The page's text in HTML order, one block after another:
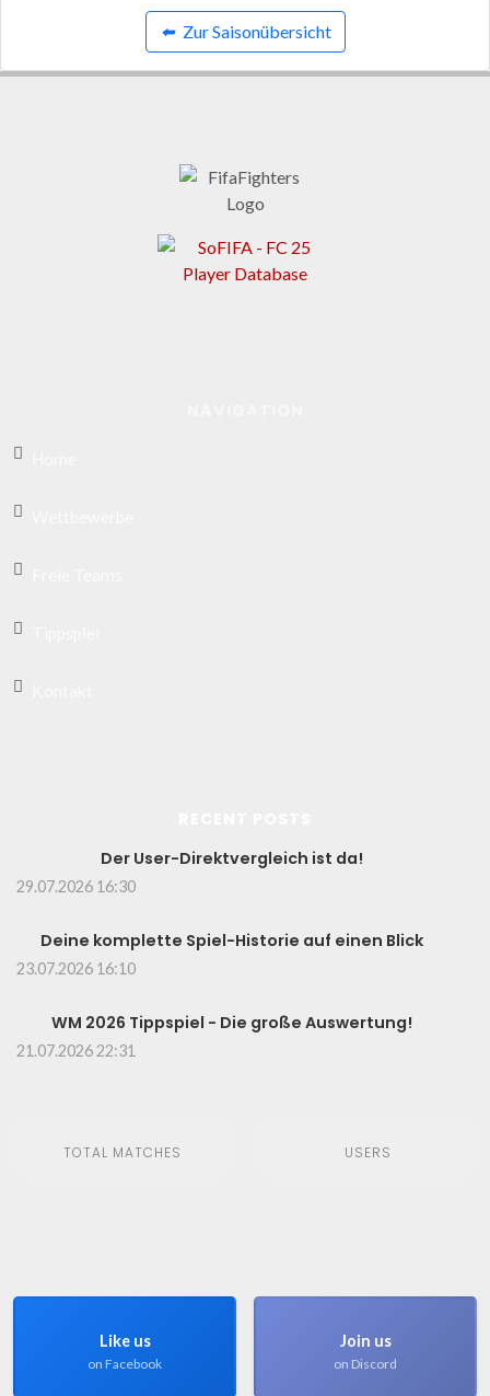
⬅️ Zur Saisonübersicht
Der User-Direktvergleich ist da!
29.07.2026 16:30
Deine komplette Spiel-Historie auf einen Blick
23.07.2026 16:10
WM 2026 Tippspiel - Die große Auswertung!
21.07.2026 22:31
TOTAL MATCHES USERS
Like us
on Facebook
Join us
on Discord